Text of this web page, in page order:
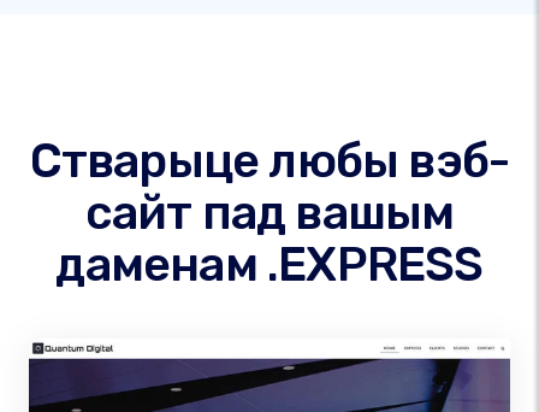
Стварыце любы вэб-
сайт пад вашым
даменам .EXPRESS